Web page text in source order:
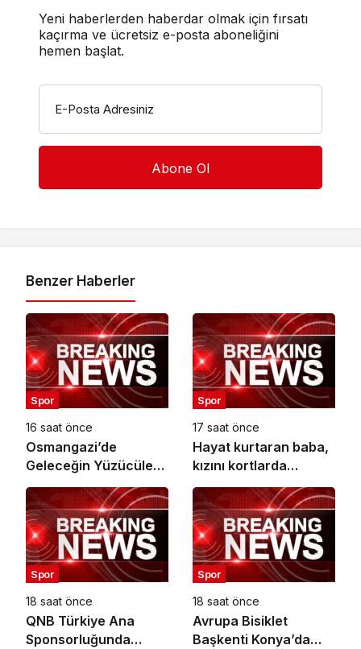
Yeni haberlerden haberdar olmak için fırsatı
kaçırma ve ücretsiz e-posta aboneliğini
hemen başlat.
E-Posta Adresiniz
Benzer Haberler
Spor
16 saat önce
Osmangazi’de
Geleceğin Yüzücüleri
Sertifikalarını Aldı
Spor
17 saat önce
Hayat kurtaran baba,
kızını kortlarda
şampiyonluğa
hazırlıyor
Spor
18 saat önce
QNB Türkiye Ana
Sponsorluğunda
Spor
18 saat önce
Avrupa Bisiklet
Başkenti Konya’da